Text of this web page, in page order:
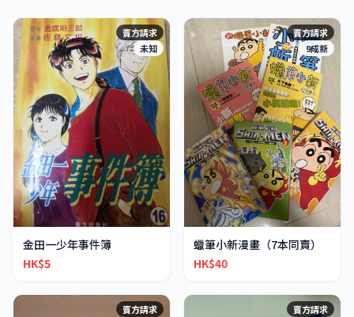
賣方請求
未知
金田一少年事件簿
HK$5
賣方請求
9成新
蠟筆小新漫畫（7本同賣）
HK$40
賣方請求
賣方請求